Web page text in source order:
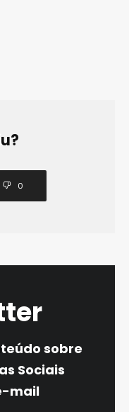
0
sobre
Sociais
mail